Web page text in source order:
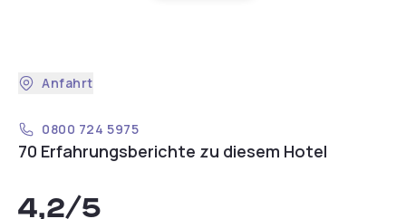
Anfahrt
0800 724 5975
70 Erfahrungsberichte zu diesem Hotel
4,2/5